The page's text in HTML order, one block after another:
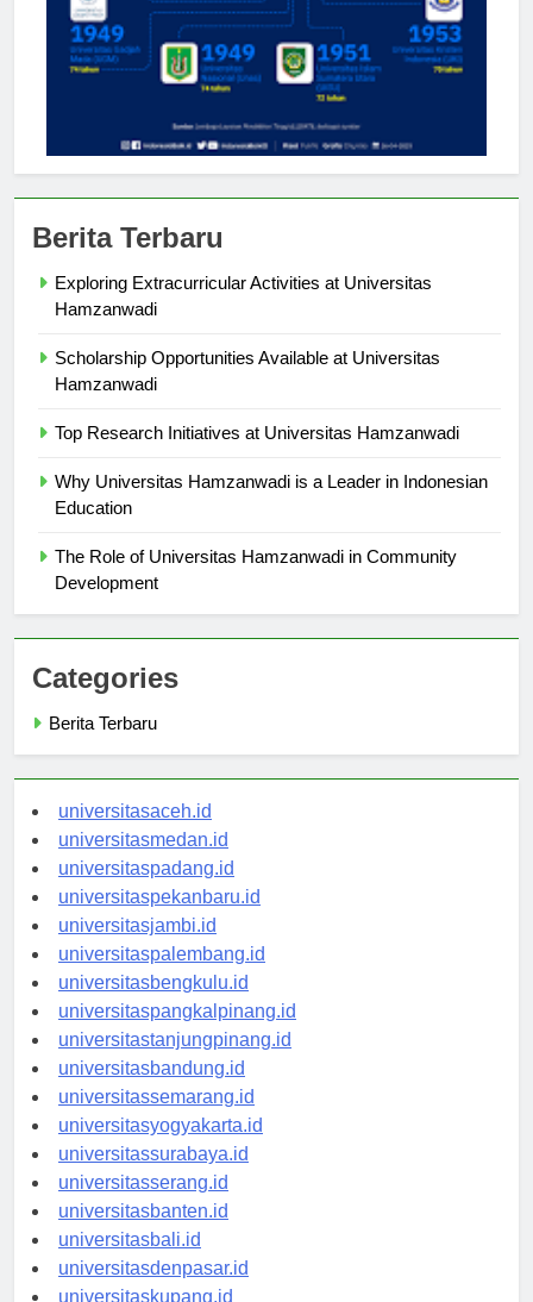
Exploring Extracurricular Activities at Universitas
Scholarship Opportunities Available at Universitas
Why Universitas Hamzanwadi is a Leader in Indonesian
The Role of Universitas Hamzanwadi in Community
Categories
universitasaceh.id
universitasmedan.id
universitaspadang.id
universitaspekanbaru.id
universitasjambi.id
universitaspalembang.id
universitasbengkulu.id
universitaspangkalpinang.id
universitastanjungpinang.id
universitasbandung.id
universitassemarang.id
universitasyogyakarta.id
universitassurabaya.id
universitasserang.id
universitasbanten.id
universitasbali.id
universitasdenpasar.id